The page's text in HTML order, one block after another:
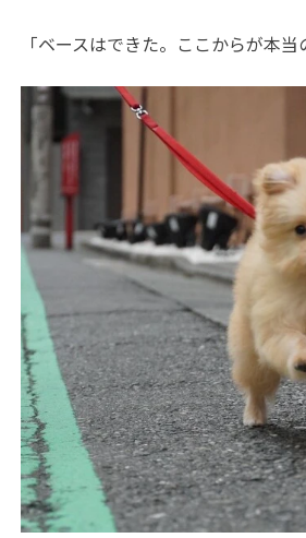
「ベースはできた。ここからが本当